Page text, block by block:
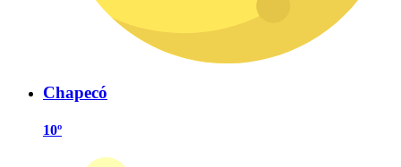
Chapecó
10º